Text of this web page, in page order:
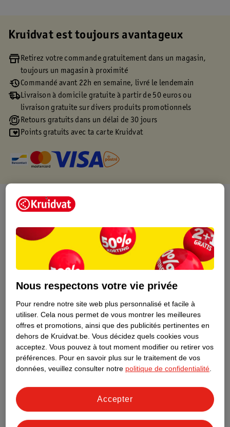
Kruidvat est toujours avantageux
Retirez votre commande gratuitement dans un magasin,
toujours un magasin à proximité
Commandé avant 22h en semaine, livré le lendemain
Livraison à domicile gratuite à partir de 50 euros ou
livraison gratuite sur divers produits promotionnels
Retours gratuits dans un délai de 30 jours
Points gratuits avec ta carte Kruidvat
À propos de ce produit
Informations figurant sur l'étiquette
Nature Impact Score
Ce produit n’a (pas encore) de "Nature
Impact Score".
Plus d’informations
Informations sur la commande et la livraison
Informations complémentaires
Nous respectons votre vie privée
Pour rendre notre site web plus personnalisé et facile à
utiliser. Cela nous permet de vous montrer les meilleures
offres et promotions, ainsi que des publicités pertinentes en
dehors de Kruidvat.be. Vous décidez quels cookies vous
acceptez. Vous pouvez à tout moment modifier ou retirer vos
préférences. Pour en savoir plus sur le traitement de vos
données, veuillez consulter notre politique de confidentialité.
Accepter